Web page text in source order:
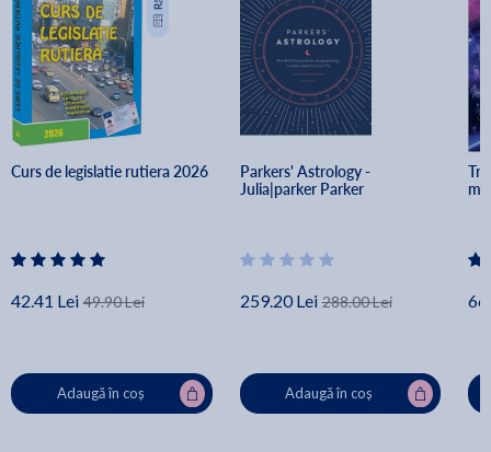
Curs de legislatie rutiera 2026
42.41 Lei 49.90 Lei
Adaugă în coș
Parkers' Astrology -
Julia|parker Parker
259.20 Lei 288.00 Lei
Adaugă în coș